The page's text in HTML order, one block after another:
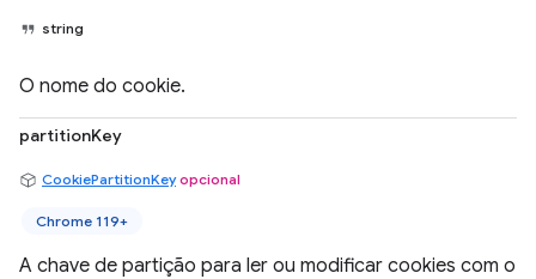
string
O nome do cookie.
partitionKey
CookiePartitionKey opcional
Chrome 119+
A chave de partição para ler ou modificar cookies com o